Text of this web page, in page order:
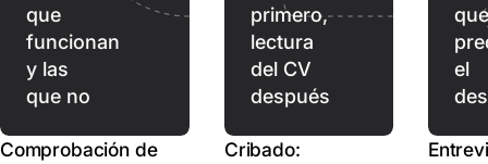
que
funcionan
y las
que no
Comprobación de
primero,
lectura
del CV
después
Cribado:
que
el